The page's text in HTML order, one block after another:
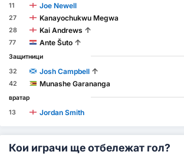
11
Joe Newell
27 Kanayochukwu Megwa
28 Kai Andrews ↑
77 Ante Šuto ↑
Защитници
32
Josh Campbell ↑
42 Munashe Garananga
вратар
13
Jordan Smith
Кои играчи ще отбележат гол?